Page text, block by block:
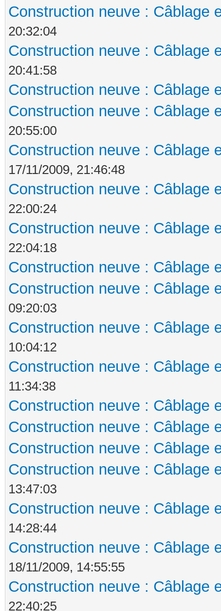
Construction neuve : Câblage
20:32:04
Construction neuve : Câblage
20:41:58
Construction neuve : Câblage
Construction neuve : Câblage
20:55:00
Construction neuve : Câblage
17/11/2009, 21:46:48
Construction neuve : Câblage
22:00:24
Construction neuve : Câblage
22:04:18
Construction neuve : Câblage
Construction neuve : Câblage
09:20:03
Construction neuve : Câblage
10:04:12
Construction neuve : Câblage
11:34:38
Construction neuve : Câblage
Construction neuve : Câblage
Construction neuve : Câblage
Construction neuve : Câblage
13:47:03
Construction neuve : Câblage
14:28:44
Construction neuve : Câblage
18/11/2009, 14:55:55
Construction neuve : Câblage
22:40:25